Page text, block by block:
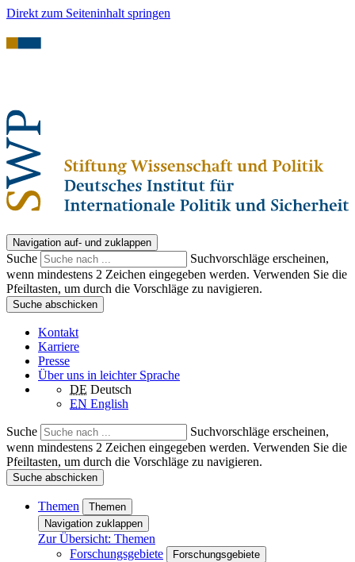
Direkt zum Seiteninhalt springen
Navigation auf- und zuklappen
Suche
Suchvorschläge erscheinen,
wenn mindestens 2 Zeichen eingegeben werden. Verwenden Sie die
Pfeiltasten, um durch die Vorschläge zu navigieren.
Suche abschicken
Kontakt
Karriere
Presse
Über uns in leichter Sprache
DE Deutsch
EN English
Suche
Suchvorschläge erscheinen,
wenn mindestens 2 Zeichen eingegeben werden. Verwenden Sie die
Pfeiltasten, um durch die Vorschläge zu navigieren.
Suche abschicken
Themen
Themen
Navigation zuklappen
Zur Übersicht: Themen
Forschungsgebiete
Forschungsgebiete